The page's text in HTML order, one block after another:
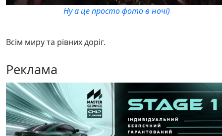
Ну а це просто фото в ночі)
Всім миру та рівних доріг.
Реклама